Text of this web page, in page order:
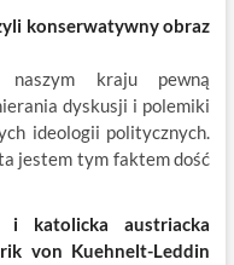
konserwatywny obraz
naszym kraju pewną
dyskusji i polemiki
ideologii politycznych.
jestem tym faktem dość
i katolicka austriacka
von Kuehnelt-Leddin